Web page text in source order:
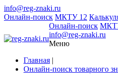
info@reg-znaki.ru
Онлайн-поиск МКТУ 12
Онлайн-поиск
info@reg-znaki.ru
Меню
Главная |
Онлайн-поиск товарного